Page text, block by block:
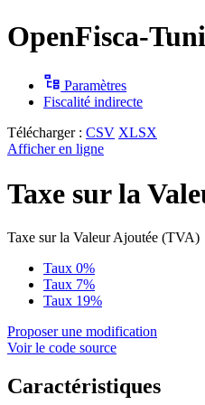
Paramètres
Fiscalité indirecte
Télécharger : CSV XLSX
Afficher en ligne
Taxe sur la
Taxe sur la Valeur Ajoutée (TVA)
Taux 0%
Taux 7%
Taux 19%
Proposer une modification
Voir le code source
Caractéristiques